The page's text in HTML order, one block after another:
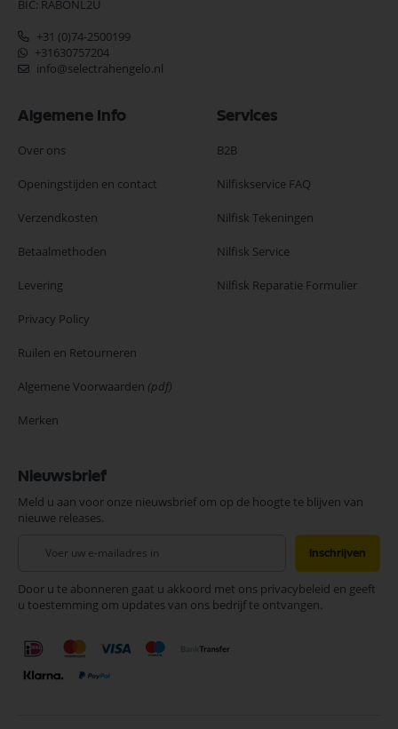
BIC: RABONL2U
+31 (0)74-2500199
+31630757204
info@selectrahengelo.nl
Algemene Info
Over ons
Openingstijden en contact
Verzendkosten
Betaalmethoden
Levering
Privacy Policy
Ruilen en Retourneren
Algemene Voorwaarden (pdf)
Merken
Services
B2B
Nilfiskservice FAQ
Nilfisk Tekeningen
Nilfisk Service
Nilfisk Reparatie Formulier
Nieuwsbrief
Meld u aan voor onze nieuwsbrief om op de hoogte te blijven van
nieuwe releases.
onze
nieuwsbrief
Inschrijven
Door u te abonneren gaat u akkoord met ons privacybeleid en geeft
u toestemming om updates van ons bedrijf te ontvangen.